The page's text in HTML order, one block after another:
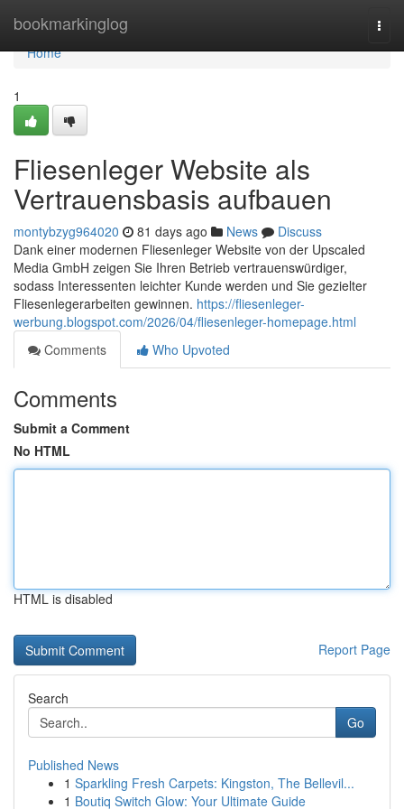
bookmarkinglog
Home
Home
1
Fliesenleger Website als
Vertrauensbasis aufbauen
montybzyg964020 81 days ago News
Discuss
Dank einer modernen Fliesenleger Website von der Upscaled
Media GmbH zeigen Sie Ihren Betrieb vertrauenswürdiger,
sodass Interessenten leichter Kunde werden und Sie gezielter
Fliesenlegerarbeiten gewinnen. https://fliesenleger-
werbung.blogspot.com/2026/04/fliesenleger-homepage.html
Comments
Who Upvoted
Comments
Submit a Comment
No HTML
HTML is disabled
Report Page
Search
Go
Published News
1 Sparkling Fresh Carpets: Kingston, The Bellevil...
1 Boutiq Switch Glow: Your Ultimate Guide